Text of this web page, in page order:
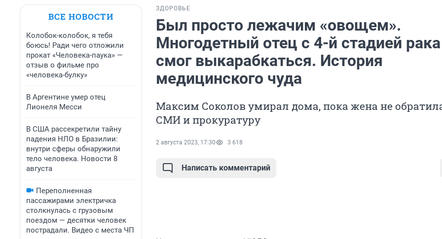
ВСЕ НОВОСТИ
Колобок-колобок, я тебя
боюсь! Ради чего отложили
прокат «Человека-паука» —
отзыв о фильме про
«человека-булку»
В Аргентине умер отец
Лионеля Месси
В США рассекретили тайну
падения НЛО в Бразилии:
внутри сферы обнаружили
тело человека. Новости 8
августа
Переполненная
пассажирами электричка
столкнулась с грузовым
поездом — десятки человек
пострадали. Видео с места ЧП
ЗДОРОВЬЕ
Был просто лежачим «овощем».
Многодетный отец с 4-й стадией рака
смог выкарабкаться. История
медицинского чуда
Максим Соколов умирал дома, пока жена не
СМИ и прокуратуру
2 августа 2023, 17:30 3 618
Написать комментарий